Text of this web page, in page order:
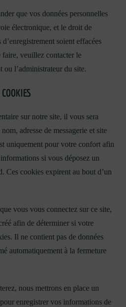
que vos données personnelles
électronique, et le droit de
soient effacées
faire, veuillez contacter le
ou l’administrateur du site.
COOKIES
sur notre site, il vous sera
adresse de messagerie et site
uniquement pour votre confort afin
si vous déposez un
Ces cookies expirent au bout d’un
vous vous connectez sur ce site,
afin de déterminer si votre
Il ne contient pas de données
automatiquement à la fermeture
nous mettrons en place un
enregistrer vos informations de